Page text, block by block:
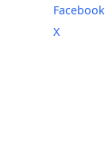
Facebook
X